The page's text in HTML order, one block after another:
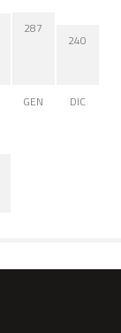
287
GEN
240
DIC